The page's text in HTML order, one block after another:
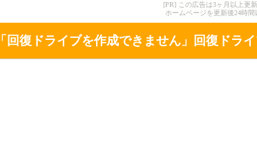
[PR] この広告は3ヶ月以上更
ホームページを更新後24時間
「回復ドライブを作成できません」回復ドラ